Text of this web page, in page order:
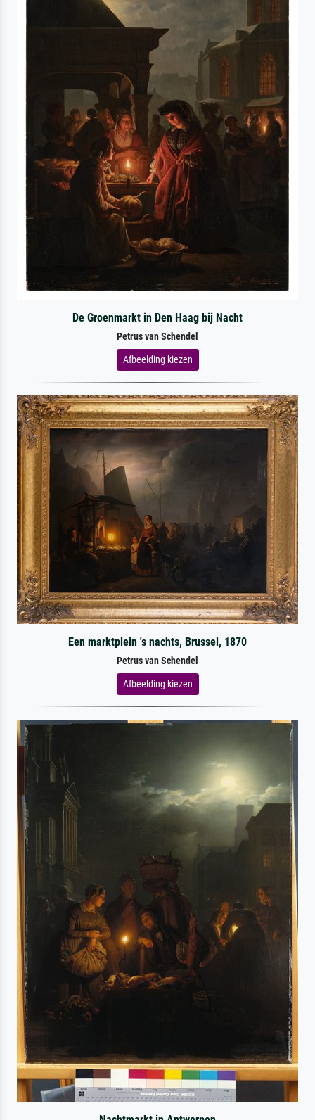
De Groenmarkt in Den Haag bij Nacht
Petrus van Schendel
Afbeelding kiezen
Een marktplein 's nachts, Brussel, 1870
Petrus van Schendel
Afbeelding kiezen